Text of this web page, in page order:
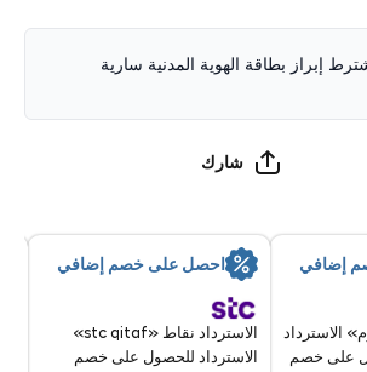
بلس
جيجابايت
أسود
بوصة
إبراز بطاقة الهوية المدنية سارية
شارك
إضافي
الاسترداد
على خصم
احصل على خصم إضافي
الاسترداد نقاط «stc qitaf»
الاسترداد للحصول على خصم